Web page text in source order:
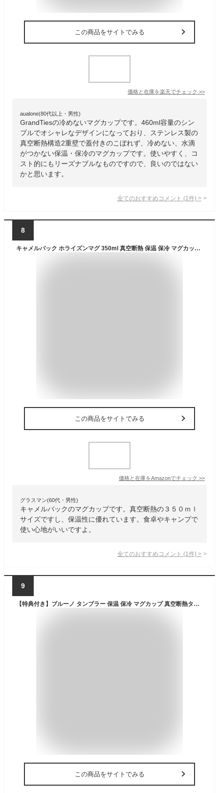
この商品をサイトでみる
価格と在庫を楽天でチェック >>
aualone(80代以上・男性)
GrandTiesの冷めないマグカップです。460ml容量のシン
プルでオシャレなデザインになっており、ステンレス製の
真空断熱構造2重壁で蓋付きのこぼれず、冷めない、水滴
がつかない保温・保冷のマグカップです。使いやすく、コ
スト的にもリーズナブルなものですので、良いのではない
かと思います。
全てのおすすめコメント (1 件) >
8
キャメルバック ホライズンマグ 350ml 真空断熱 保温 保冷 マグカップ 350ml デューン
この商品をサイトでみる
価格と在庫をAmazonでチェック >>
グラスマン(60代・男性)
キャメルバックのマグカップです。真空断熱の３５０ｍｌ
サイズですし、保温性に優れています。食卓やキャンプで
使い心地がいいですよ。
全てのおすすめコメント (1 件) >
9
【特典付き】ブルーノ タンブラー 保温 保冷 マグカップ 真空断熱タンブラー 保温マグカップ マグ カップ 真空断熱 おしゃれ 子供 ステンレス コップ 冷めない 白湯 お白湯 おさゆ さゆ 真空タンブラー 280mL 北欧 BHK272［ BRUNO セラミックコートタンブラー short 280 ］
この商品をサイトでみる